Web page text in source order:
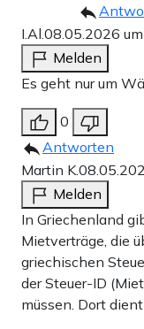
I.Al. 08.05.2026
Melden
Es geht nur um
0
Antworten
Martin K.
Melden
In Griechenland
Mietverträge, die
griechischen
der Steuer-ID
müssen. Dort